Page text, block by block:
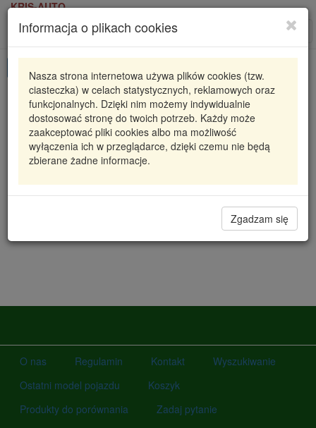
KRIS-AUTO
Informacja o plikach cookies
Nasza strona internetowa używa plików cookies (tzw.
ciasteczka) w celach statystycznych, reklamowych oraz
funkcjonalnych. Dzięki nim możemy indywidualnie
dostosować stronę do twoich potrzeb. Każdy może
zaakceptować pliki cookies albo ma możliwość
wyłączenia ich w przeglądarce, dzięki czemu nie będą
zbierane żadne informacje.
Zgadzam się
Karta produktu
CCS-ME-016 NTY NTY
SKRAPLACZ KLIMATYZACJI C-CLASS W 202 (93-)
C 200 KOMPRESSOR, CLK-CLASS W 208 (97
417,17 zł
Radzyń 0
Filia Lublin 0
Magazyn III
O nas Regulamin Kontakt
Wyszukiwanie
Ostatni model pojazdu
Koszyk
Produkty do porównania
Zadaj pytanie